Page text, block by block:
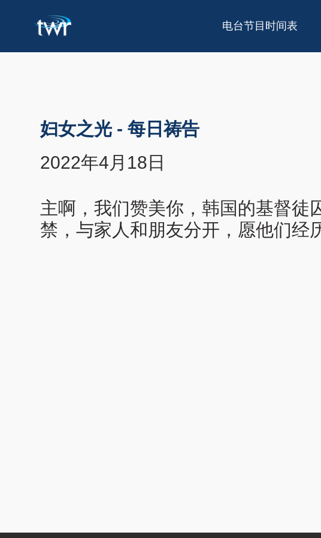
电台节目时间表
妇女之光 - 每日祷告
2022年4月18日
主啊，我们赞美你，韩国的基督徒
禁，与家人和朋友分开，愿他们经